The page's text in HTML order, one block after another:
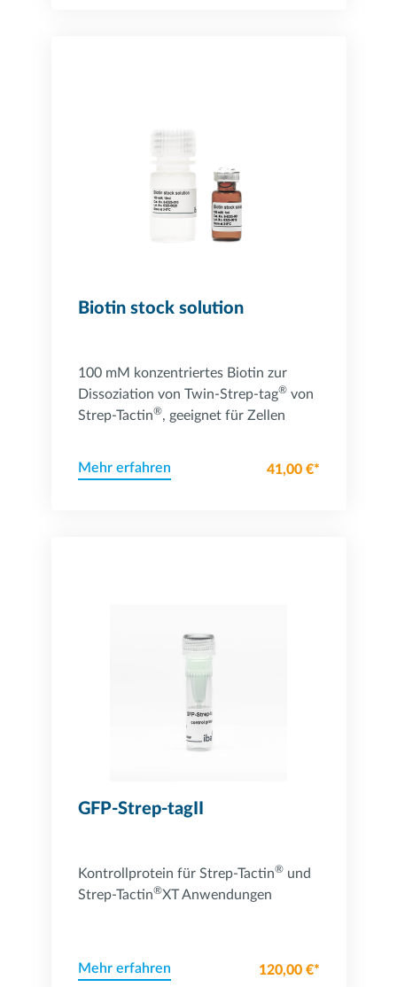
Biotin stock solution
100 mM konzentriertes Biotin zur
Dissoziation von Twin-Strep-tag®von
Strep-Tactin®, geeignet für Zellen
Mehr erfahren 41,00 €*
GFP-Strep-tagII
Kontrollprotein für Strep-Tactin®und
Strep-Tactin®XT Anwendungen
Mehr erfahren 120,00 €*